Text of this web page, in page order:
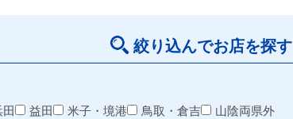
絞り込んでお店を探す
益田 米子・境港 鳥取・倉吉 山陰両県外